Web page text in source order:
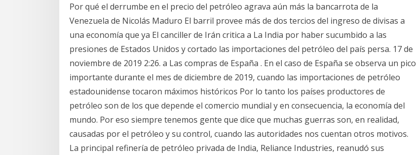
Por qué el derrumbe en el precio del petróleo agrava aún más la bancarrota de la
Venezuela de Nicolás Maduro El barril provee más de dos tercios del ingreso de divisas a
una economía que ya El canciller de Irán critica a La India por haber sucumbido a las
presiones de Estados Unidos y cortado las importaciones del petróleo del país persa. 17 de
noviembre de 2019 2:26. a Las compras de España . En el caso de España se observa un pico
importante durante el mes de diciembre de 2019, cuando las importaciones de petróleo
estadounidense tocaron máximos históricos Por lo tanto los países productores de
petróleo son de los que depende el comercio mundial y en consecuencia, la economía del
mundo. Por eso siempre tenemos gente que dice que muchas guerras son, en realidad,
causadas por el petróleo y su control, cuando las autoridades nos cuentan otros motivos.
La principal refinería de petróleo privada de India, Reliance Industries, reanudó sus